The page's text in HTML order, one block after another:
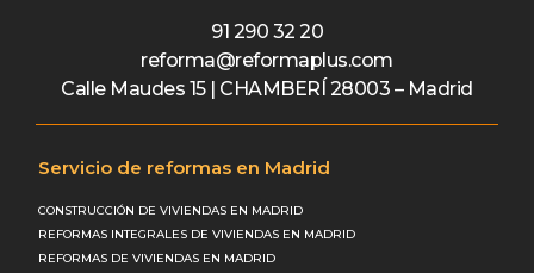
91 290 32 20
reforma@reformaplus.com
Calle Maudes 15 | CHAMBERÍ 28003 – Madrid
Servicio de reformas en Madrid
CONSTRUCCIÓN DE VIVIENDAS EN MADRID
REFORMAS INTEGRALES DE VIVIENDAS EN MADRID
REFORMAS DE VIVIENDAS EN MADRID